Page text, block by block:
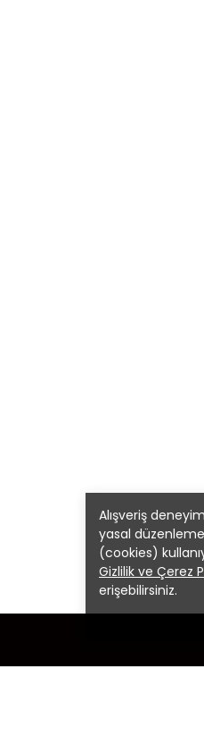
Alışveriş
yasal
(cookies)
Gizlilik ve Çerez
erişebilirsiniz.